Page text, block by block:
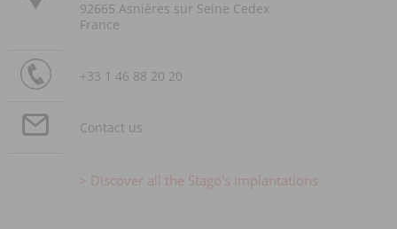
92665 Asnières sur Seine Cedex
France
+33 1 46 88 20 20
Contact us
Discover all the Stago's implantations